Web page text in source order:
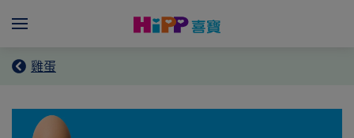
Menü
雞蛋